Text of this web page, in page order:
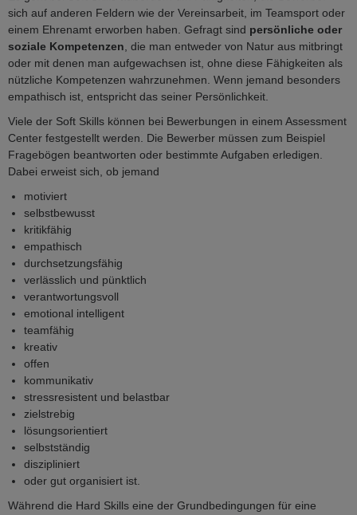
sich auf anderen Feldern wie der Vereinsarbeit, im Teamsport oder
einem Ehrenamt erworben haben. Gefragt sind persönliche oder
soziale Kompetenzen , die man entweder von Natur aus mitbringt
oder mit denen man aufgewachsen ist, ohne diese Fähigkeiten als
nützliche Kompetenzen wahrzunehmen. Wenn jemand besonders
empathisch ist, entspricht das seiner Persönlichkeit.
Viele der Soft Skills können bei Bewerbungen in einem Assessment
Center festgestellt werden. Die Bewerber müssen zum Beispiel
Fragebögen beantworten oder bestimmte Aufgaben erledigen.
Dabei erweist sich, ob jemand
motiviert
selbstbewusst
kritikfähig
empathisch
durchsetzungsfähig
verlässlich und pünktlich
verantwortungsvoll
emotional intelligent
teamfähig
kreativ
offen
kommunikativ
stressresistent und belastbar
zielstrebig
lösungsorientiert
selbstständig
diszipliniert
oder gut organisiert ist.
Während die Hard Skills eine der Grundbedingungen für eine